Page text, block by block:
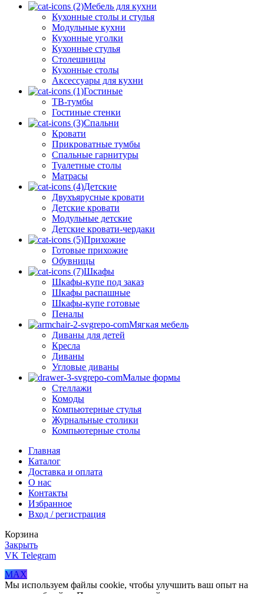
Мебель для кухни
Кухонные столы и стулья
Модульные кухни
Кухонные уголки
Кухонные стулья
Столешницы
Кухонные столы
Аксессуары для кухни
Гостиные
ТВ-тумбы
Гостиные стенки
Спальни
Кровати
Прикроватные тумбы
Спальные гарнитуры
Туалетные столы
Матрасы
Детские
Двухъярусные кровати
Детские кровати
Модульные детские
Детские кровати-чердаки
Прихожие
Готовые прихожие
Обувницы
Шкафы
Шкафы-купе под заказ
Шкафы распашные
Шкафы-купе готовые
Пеналы
Мягкая мебель
Диваны для детей
Кресла
Диваны
Угловые диваны
Малые формы
Стеллажи
Комоды
Компьютерные стулья
Журнальные столики
Компьютерные столы
Главная
Каталог
Доставка и оплата
О нас
Контакты
Избранное
Вход / регистрация
Корзина
Закрыть
VK Telegram
MAX
Мы используем файлы cookie, чтобы улучшить ваш опыт на